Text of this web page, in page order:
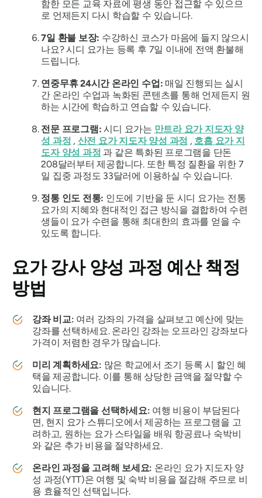
함한 모든 교육 자료에 평생 동안 접근할 수 있으므
로 언제든지 다시 학습할 수 있습니다.
7일 환불 보장: 수강하신 코스가 마음에 들지 않으시
나요? 시디 요가는 등록 후 7일 이내에 전액 환불해
드립니다.
연중무휴 24시간 온라인 수업: 매일 진행되는 실시
간 온라인 수업과 녹화된 콘텐츠를 통해 언제든지 원
하는 시간에 학습하고 연습할 수 있습니다.
전문 프로그램: 시디 요가는 만트라 요가 지도자 양
성 과정 , 산전 요가 지도자 양성 과정 , 호흡 요가 지
도자 양성 과정 과 같은 특화된 프로그램을 단돈
208달러부터 제공합니다. 또한 특정 질환을 위한 7
일 집중 과정도 33달러에 이용하실 수 있습니다.
정통 인도 전통: 인도에 기반을 둔 시디 요가는 전통
요가의 지혜와 현대적인 접근 방식을 결합하여 수련
생들이 요가 수련을 통해 최대한의 효과를 얻을 수
있도록 합니다.
요가 강사 양성 과정 예산 책정
방법
강좌 비교: 여러 강좌의 가격을 살펴보고 예산에 맞는
강좌를 선택하세요. 온라인 강좌는 오프라인 강좌보다
가격이 저렴한 경우가 많습니다.
미리 계획하세요: 많은 학교에서 조기 등록 시 할인 혜
택을 제공합니다. 이를 통해 상당한 금액을 절약할 수
있습니다.
현지 프로그램을 선택하세요: 여행 비용이 부담된다
면, 현지 요가 스튜디오에서 제공하는 프로그램을 고
려하고, 원하는 요가 스타일을 배워 항공료나 숙박비
와 같은 추가 비용을 절약하세요.
온라인 과정을 고려해 보세요: 온라인 요가 지도자 양
성 과정(YTT)은 여행 및 숙박 비용을 절감해 주므로 비
용 효율적인 선택입니다.